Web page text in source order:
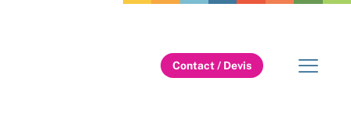
Contact / Devis